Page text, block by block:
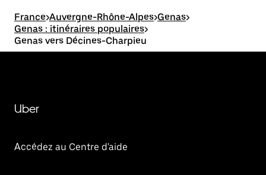
France>Auvergne-Rhône-Alpes>Genas>
Genas : itinéraires populaires>
Genas vers Décines-Charpieu
Uber
Accédez au Centre d'aide